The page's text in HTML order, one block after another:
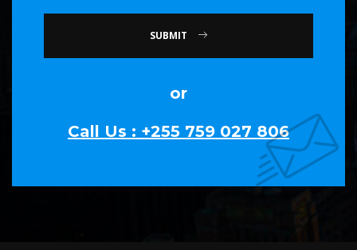
SUBMIT
or
Call Us : +255 759 027 806